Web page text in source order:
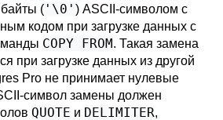
( '\0' ) ASCII-символом с
кодом при загрузке данных с
COPY FROM. Такая замена
при загрузке данных из другой
Pro не принимает нулевые
символ замены должен
QUOTE и DELIMITER,